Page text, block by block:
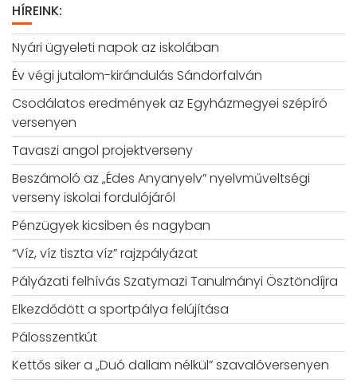
HÍREINK:
Nyári ügyeleti napok az iskolában
Év végi jutalom-kirándulás Sándorfalván
Csodálatos eredmények az Egyházmegyei szépíró
versenyen
Tavaszi angol projektverseny
Beszámoló az „Édes Anyanyelv” nyelvműveltségi
verseny iskolai fordulójáról
Pénzügyek kicsiben és nagyban
“Víz, víz tiszta víz” rajzpályázat
Pályázati felhívás Szatymazi Tanulmányi Ösztöndíjra
Elkezdődött a sportpálya felújítása
Pálosszentkút
Kettős siker a „Duó dallam nélkül” szavalóversenyen